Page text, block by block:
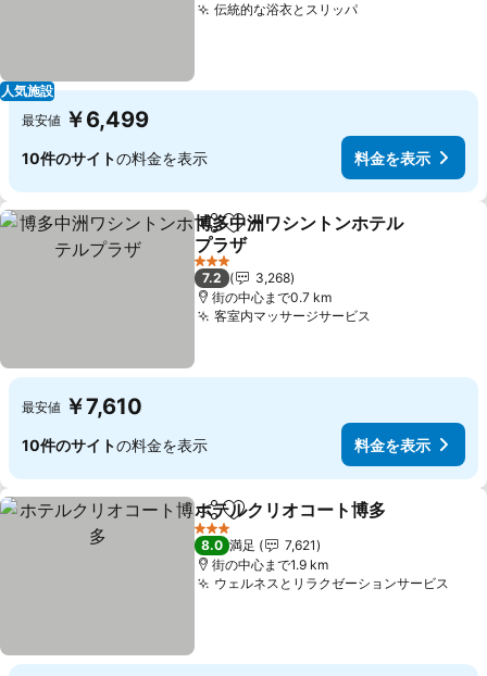
人気施設
伝統的な浴衣とスリッパ
最安値 ￥6,499
10件のサイトの料金を表示 料金を表示
シェアお気に入りに追加
博多中洲ワシントンホテル
プラザ
3 ホテルのランク
7.2
3,268
街の中心まで0.7 km
客室内マッサージサービス
最安値 ￥7,610
10件のサイトの料金を表示 料金を表示
シェアお気に入りに追加
ホテルクリオコート博多
3 ホテルのランク
8.0 満足
7,621
街の中心まで1.9 km
ウェルネスとリラクゼーションサービス